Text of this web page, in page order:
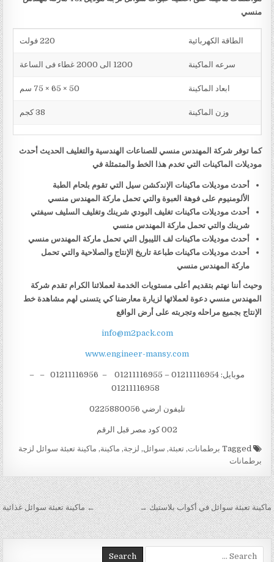
منسي
الطاقة الكهربائية 220 فولت
سرعه الماكينة 1200 الى 2000 غطاء فى الساعة
ابعاد الماكينة 50 × 65 × 75 سم
وزن الماكينة 38 كجم
كما توفر شركة المهندس منسي للصناعات الهندسية والتغليف الحديث أحدث
موديلات الماكينات التي تخدم هذا الخط والمتمثلة في
أحدث موديلات ماكينات الإندكشن سيل التي تقوم بلحام الطبة
الألومنيوم على فوهة العبوة والتي تحمل ماركة المهندس منسي
أحدث موديلات ماكينات تغليف البودي شرينك وتغليف السليف سيفتي
شرينك والتي تحمل ماركة المهندس منسي
أحدث موديلات ماكينات لف الليبول التي تحمل ماركة المهندس منسي
أحدث موديلات ماكينات طباعة تاريخ الإنتاج والصلاحية والتي تحمل
ماركة المهندس منسي
وحيث أننا نهتم بتقديم أعلى مستويات الخدمة لعملائنا الكرام تقدم شركة
المهندس منسي دعوة لعملائها لزيارة معارضنا كي يتسنى لهم مشاهدة خط
الإنتاج بجميع مراحله وتجربته على أرض الواقع
info@m2pack.com
www.engineer-mansy.com
موبايل: 01211116954 – 01211116955 – 01211116956 – –
تليفون ارضي 0225880056
002 كود مصر قبل الرقم
Tagged برطمانات,تعبئة, سوائل, لزجة, ماكينة, ماكينة تعبئة سوائل لزجة
برطمانات
تصفّح المقالات ← ماكينة تعبئة سوائل غذائية ماكينة تعبئة سوائل في أكواب بلاستيك →
Search for: